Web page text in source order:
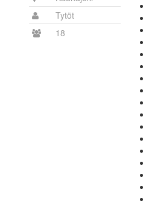
Tytöt
18